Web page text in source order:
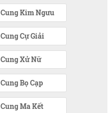
Cung Kim Ngưu
Cung Cự Giải
Cung Xử Nữ
Cung Bọ Cạp
Cung Ma Kết